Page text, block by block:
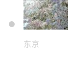
东京